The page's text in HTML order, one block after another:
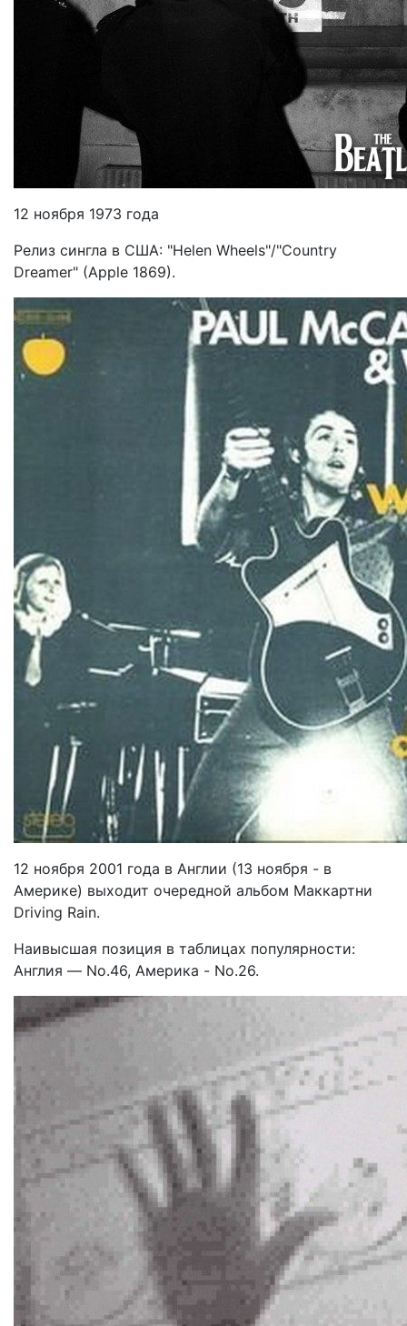
12 ноября 1973 года
Релиз сингла в США: "Helen Wheels"/"Country
Dreamer" (Apple 1869).
12 ноября 2001 года в Англии (13 ноября - в
Америке) выходит очередной альбом Маккартни
Driving Rain.
Наивысшая позиция в таблицах популярности:
Англия — No.46, Америка - No.26.